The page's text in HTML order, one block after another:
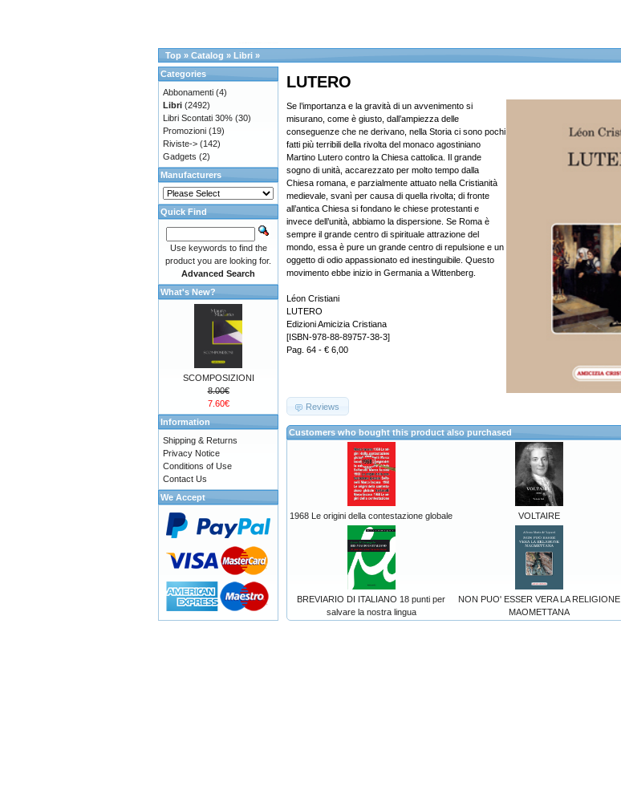
Top » Catalog » Libri »
LUTERO
Se l’importanza e la gravità di un avvenimento si
misurano, come è giusto, dall’ampiezza delle
conseguenze che ne derivano, nella Storia ci sono pochi
fatti più terribili della rivolta del monaco agostiniano
Martino Lutero contro la Chiesa cattolica. Il grande
sogno di unità, accarezzato per molto tempo dalla
Chiesa romana, e parzialmente attuato nella Cristianità
medievale, svanì per causa di quella rivolta; di fronte
all’antica Chiesa si fondano le chiese protestanti e
invece dell’unità, abbiamo la dispersione. Se Roma è
sempre il grande centro di spirituale attrazione del
mondo, essa è pure un grande centro di repulsione e un
oggetto di odio appassionato ed inestinguibile. Questo
movimento ebbe inizio in Germania a Wittenberg.
Léon Cristiani
LUTERO
Edizioni Amicizia Cristiana
[ISBN-978-88-89757-38-3]
Pag. 64 - € 6,00
Reviews
Customers who bought this product also purchased
1968 Le origini della contestazione globale VOLTAIRE
BREVIARIO DI ITALIANO 18 punti per
salvare la nostra lingua
NON PUO' ESSER VERA LA RELIGIONE
MAOMETTANA
Categories
Abbonamenti (4)
Libri (2492)
Libri Scontati 30% (30)
Promozioni (19)
Riviste-> (142)
Gadgets (2)
Manufacturers
Quick Find
Use keywords to find the
product you are looking for.
Advanced Search
What's New?
SCOMPOSIZIONI
8.00€
7.60€
Information
Shipping & Returns
Privacy Notice
Conditions of Use
Contact Us
We Accept